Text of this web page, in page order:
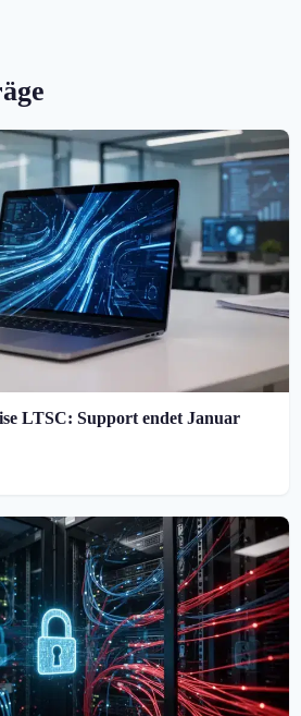
LTSC: Support endet Januar